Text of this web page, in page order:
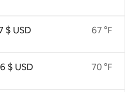
$ USD
$ USD
67 °F
70 °F